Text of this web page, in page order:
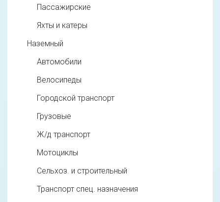
Пассажирские
Яхты и катеры
Наземный
Автомобили
Велосипеды
Городской транспорт
Грузовые
Ж/д транспорт
Мотоциклы
Сельхоз. и строительный
Транспорт спец. назначения